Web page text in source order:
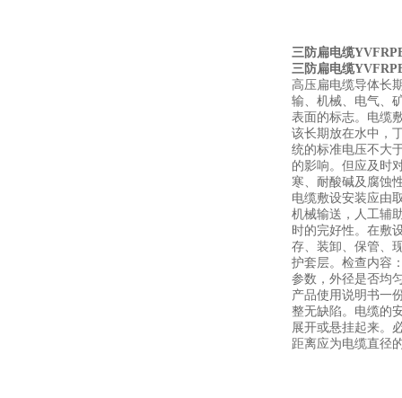
三防扁电缆
三防扁电缆
高压扁电缆导体长
输、机械、电气、
表面的标志。电缆
该长期放在水中，
统的标准电压不大
的影响。但应及时
寒、耐酸碱及腐蚀
电缆敷设安装应由
机械输送，人工辅
时的完好性。在敷
存、装卸、保管、
护套层。检查内容
参数，外径是否均
产品使用说明书一
整无缺陷。电缆的
展开或悬挂起来。
距离应为电缆直径